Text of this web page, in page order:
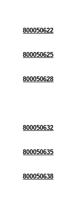
800050622
800050625
800050628
800050632
800050635
800050638